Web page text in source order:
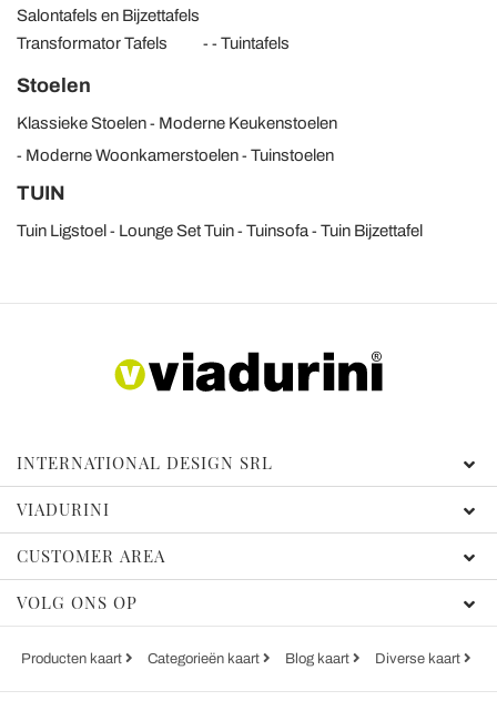
Salontafels en Bijzettafels
Transformator Tafels
Tuintafels
Stoelen
Klassieke Stoelen
Moderne Keukenstoelen
Moderne Woonkamerstoelen
Tuinstoelen
TUIN
Tuin Ligstoel Lounge Set Tuin Tuinsofa Tuin Bijzettafel
INTERNATIONAL DESIGN SRL
VIADURINI
CUSTOMER AREA
VOLG ONS OP
Producten kaart Categorieën kaart Blog kaart Diverse kaart